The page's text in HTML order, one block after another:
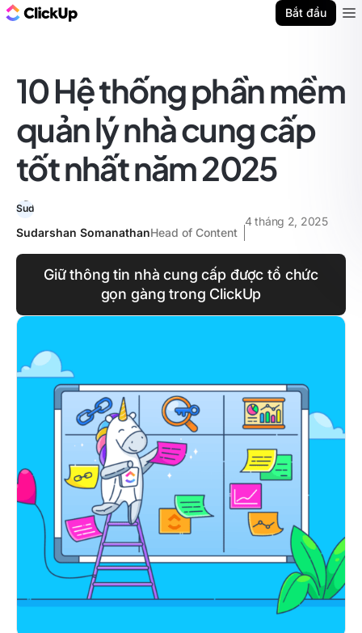
Bắt đầu
10 Hệ thống phần mềm
quản lý nhà cung cấp
tốt nhất năm 2025
Sudarshan SomanathanHead of Content
4 tháng 2, 2025
Giữ thông tin nhà cung cấp được tổ chức
gọn gàng trong ClickUp